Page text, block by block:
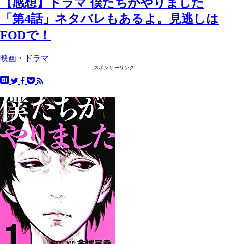
「第4話」ネタバレもあるよ。見逃しは
FODで！
映画・ドラマ
スポンサーリンク